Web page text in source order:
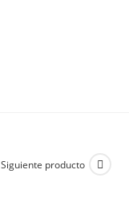
Siguiente producto